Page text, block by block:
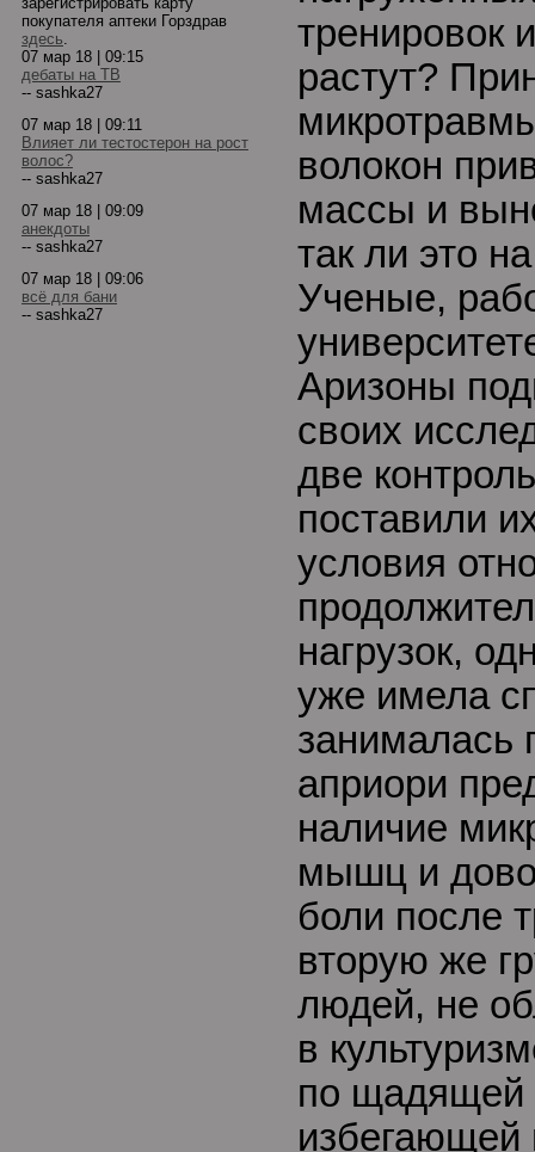
покупателя аптеки Горздрав
здесь.
07 мар 18 | 09:15
дебаты на ТВ
-- sashka27
07 мар 18 | 09:11
Влияет ли тестостерон на рост
волос?
-- sashka27
07 мар 18 | 09:09
анекдоты
-- sashka27
07 мар 18 | 09:06
всё для бани
-- sashka27
тренировок
растут?
волокон
массы и
так ли это
Ученые,
Аризоны
своих
две
поставили
условия
нагрузок,
уже имела
занималась
априори
наличие
мышц и
боли после
вторую же
людей, не
в
по щадящей
избегающей